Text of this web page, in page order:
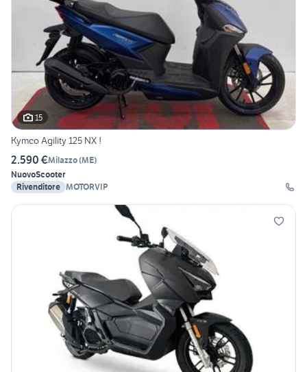
15
Kymco Agility 125 NX !
2.590 €Milazzo(ME)
NuovoScooter
Rivenditore MOTORVIP